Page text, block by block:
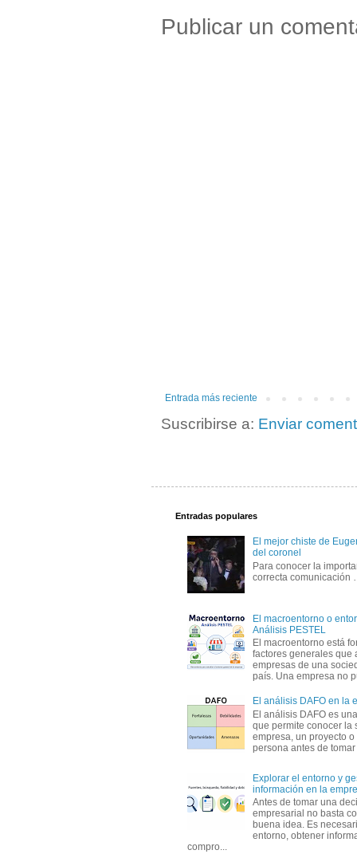
Publicar un
Entrada más reciente
Suscribirse a: Enviar
Entradas populares
El mejor chiste de
del coronel
Para conocer la
correcta
El macroentorno o
Análisis PESTEL
El macroentorno está
factores generales que
empresas de una
país. Una empresa no
El análisis DAFO en la
El análisis DAFO es
que permite conocer la
empresa, un proyecto
persona antes de
Explorar el entorno y
información en la
Antes de tomar una
empresarial no basta
buena idea. Es
entorno, obtener
compro...